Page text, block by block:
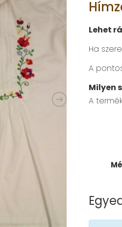
Lehet
Ha
A
Milyen
A